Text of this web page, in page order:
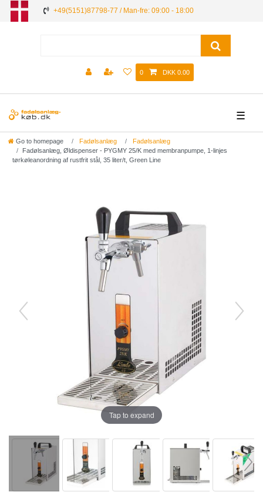
+49(5151)87798-77 / Man-fre: 09:00 - 18:00
0 DKK 0.00
☰
Go to homepage Fadølsanlæg
Fadølsanlæg
Fadølsanlæg, Øldispenser - PYGMY 25/K med membranpumpe, 1-linjes
tørkøleanordning af rustfrit stål, 35 liter/t, Green Line
Tap to expand